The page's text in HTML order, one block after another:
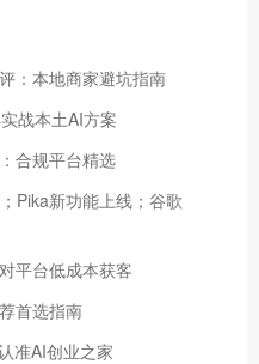
：本地商家避坑指南
战本土AI方案
合规平台精选
Pika新功能上线；谷歌
平台低成本获客
首选指南
准AI创业之家